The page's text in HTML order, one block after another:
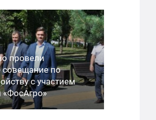
провели
совещание по
с участием